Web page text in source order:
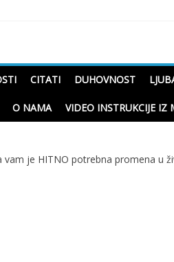
CITATI DUHOVNOST
O NAMA VIDEO INSTRUKCIJE IZ
vam je HITNO potrebna promena u